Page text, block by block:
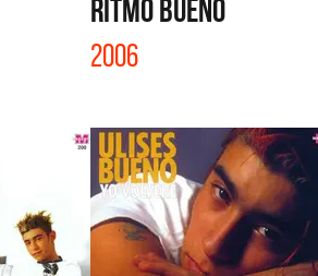
RITMO BUENO
2006